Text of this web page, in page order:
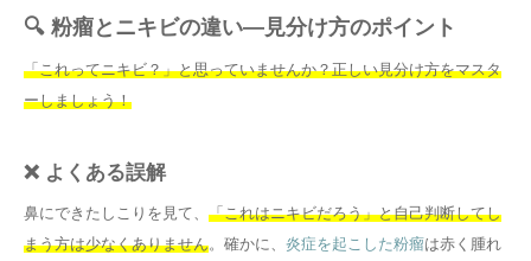
🔍 粉瘤とニキビの違い—見分け方のポイント
「これってニキビ？」と思っていませんか？正しい見分け方をマスタ
ーしましょう！
❌ よくある誤解
鼻にできたしこりを見て、 「これはニキビだろう」と自己判断してし
まう方は少なくありません。確かに、 炎症を起こした粉瘤は赤く腫れ